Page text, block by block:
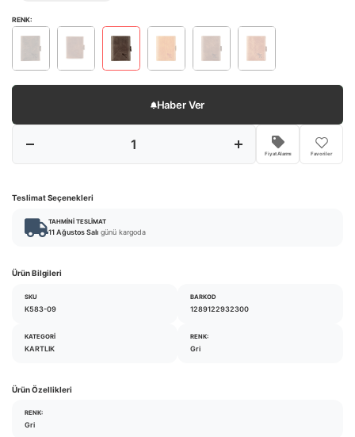
RENK:
Haber Ver
Fiyat Alarmı Favoriler
Teslimat Seçenekleri
TAHMINI TESLIMAT
11 Ağustos Salı günü kargoda
Ürün Bilgileri
SKU
K583-09
BARKOD
1289122932300
KATEGORI
KARTLIK
RENK:
Gri
Ürün Özellikleri
RENK:
Gri